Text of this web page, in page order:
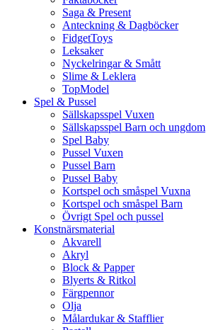
Saga & Present
Anteckning & Dagböcker
FidgetToys
Leksaker
Nyckelringar & Smått
Slime & Leklera
TopModel
Spel & Pussel
Sällskapsspel Vuxen
Sällskapsspel Barn och ungdom
Spel Baby
Pussel Vuxen
Pussel Barn
Pussel Baby
Kortspel och småspel Vuxna
Kortspel och småspel Barn
Övrigt Spel och pussel
Konstnärsmaterial
Akvarell
Akryl
Block & Papper
Blyerts & Ritkol
Färgpennor
Olja
Målardukar & Stafflier